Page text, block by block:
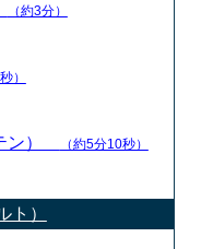
（約3分）
）
ン） （約5分10秒）
ト）